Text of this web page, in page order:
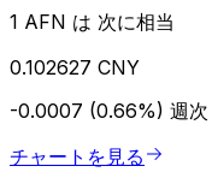
1 AFN は 次に相当
0.102627 CNY
-0.0007 (0.66%) 週次
チャートを見る